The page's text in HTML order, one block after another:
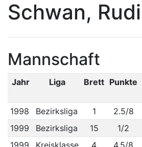
Schwan, Rudi
Mannschaft
Jahr Liga Brett Punkte
1998 Bezirksliga 1 2.5/8
1999
Bezirksliga 15 1/2
1999
Kreisklasse 4 4.5/8